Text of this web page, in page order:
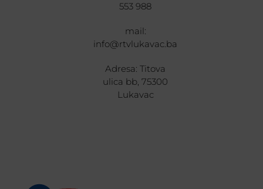
553 988
mail:
info@rtvlukavac.ba
Adresa: Titova
ulica bb, 75300
Lukavac